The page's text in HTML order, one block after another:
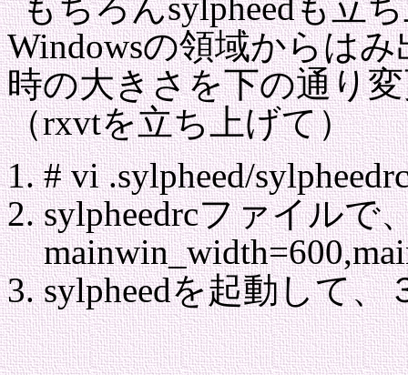
Windowsの領域からは
時の大きさを下の通り
（rxvtを立ち上げて）
# vi .sylpheed/
sylpheedrcファイルで
sylpheedを起動して